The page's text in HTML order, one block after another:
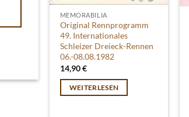
MEMORABILIA
Original Rennprogramm
49. Internationales
Schleizer Dreieck-Rennen
06.-08.08.1982
14,90€
WEITERLESEN